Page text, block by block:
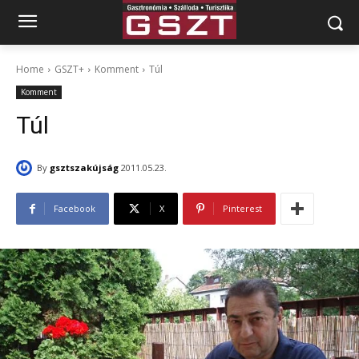
Home GSZT+ Komment Túl
Komment
Túl
By gsztszakújság 2011.05.23.
Facebook X Pinterest